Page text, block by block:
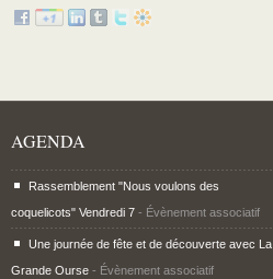
AGENDA
Rassemblement "Nous voulons des
coquelicots" Vendredi 7 - Évènement associatif
Une journée de fête et de découverte avec La
Grande Ourse - Évènement associatif